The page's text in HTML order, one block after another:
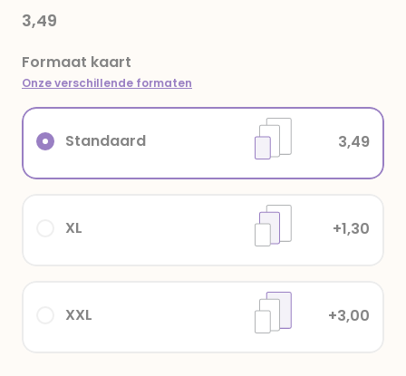
3,49
Formaat kaart
Onze verschillende formaten
XXL +3,00
XL +1,30
Standaard 3,49